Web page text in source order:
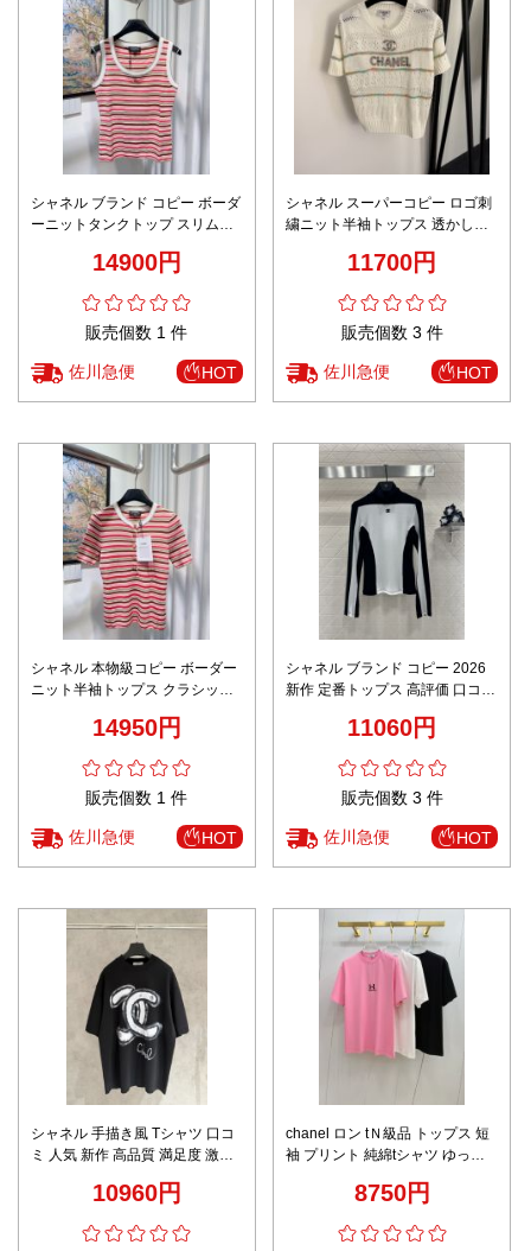
シャネル ブランド コピー ボーダ
ーニットタンクトップ スリムシ
14900円
販売個数 1 件
佐川急便 HOT
シャネル スーパーコピー ロゴ刺
繍ニット半袖トップス 透かし編
11700円
販売個数 3 件
佐川急便 HOT
シャネル 本物級コピー ボーダー
ニット半袖トップス クラシック
14950円
販売個数 1 件
佐川急便 HOT
シャネル ブランド コピー 2026
新作 定番トップス 高評価 口コミ
着心地 安心サイト 実店舗運営 本
11060円
販売個数 3 件
佐川急便 HOT
シャネル 手描き風 Tシャツ 口コ
ミ 人気 新作 高品質 満足度 激安
10960円
chanel ロン tＮ級品 トップス 短
袖 プリント 純綿tシャツ ゆった
8750円